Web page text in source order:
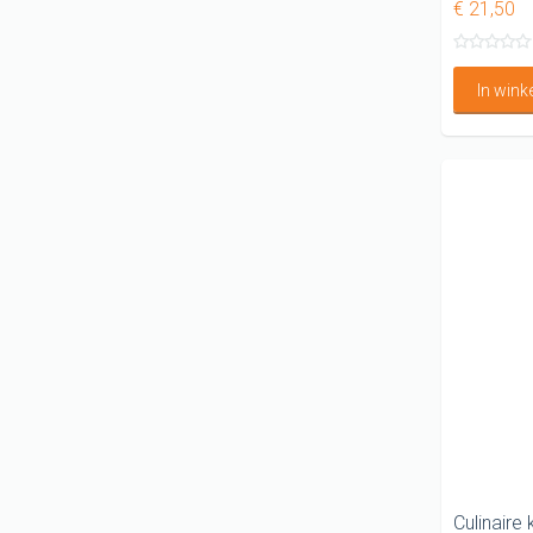
€ 21,50
In
Culinaire